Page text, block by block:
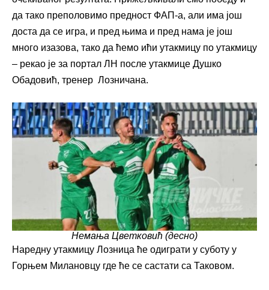
да тако преполовимо предност ФАП-а, али има још
доста да се игра, и пред њима и пред нама је још
много изазова, тако да ћемо ићи утакмицу по утакмицу
– рекао је за портал ЛН после утакмице Душко
Обадовић, тренер Лозничана.
Немања Цветковић (десно)
Наредну утакмицу Лозница ће одиграти у суботу у
Горњем Милановцу где ће се састати са Таковом.